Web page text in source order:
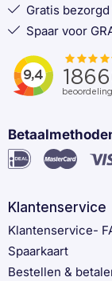
Gratis
Spaar voor
Klantenservice
Klantenservice-
Spaarkaart
Bestellen &